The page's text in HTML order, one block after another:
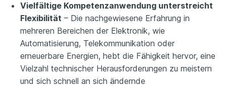
Vielfältige Kompetenzanwendung unterstreicht
Flexibilität – Die nachgewiesene Erfahrung in
mehreren Bereichen der Elektronik, wie
Automatisierung, Telekommunikation oder
erneuerbare Energien, hebt die Fähigkeit hervor, eine
Vielzahl technischer Herausforderungen zu meistern
und sich schnell an sich ändernde